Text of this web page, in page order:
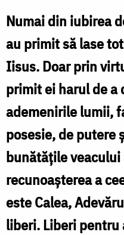
să
fii
iubit
–
în
Fericirilor
/
Foto:
doxologia.ro
Numai din iubirea
au primit să lase
Iisus. Doar prin
primit ei harul de a
ademenirile lumii,
posesie, de putere
bunătățile
recunoaşterea a
este Calea,
liberi. Liberi pentru